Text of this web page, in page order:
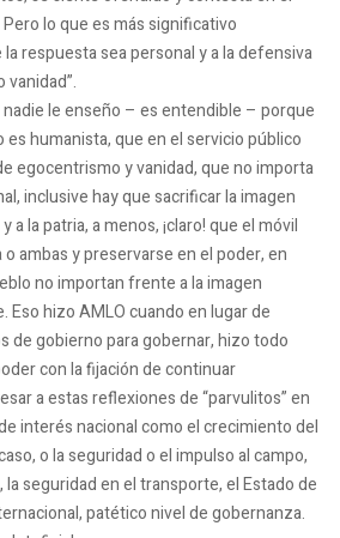
lo que es más significativo
respuesta sea personal y a la defensiva
vanidad”.
le enseño – es entendible – porque
humanista, que en el servicio público
egocentrismo y vanidad, que no importa
inclusive hay que sacrificar la imagen
a la patria, a menos, ¡claro! que el móvil
ambas y preservarse en el poder, en
no importan frente a la imagen
Eso hizo AMLO cuando en lugar de
de gobierno para gobernar, hizo todo
con la fijación de continuar
a estas reflexiones de “parvulitos” en
interés nacional como el crecimiento del
o la seguridad o el impulso al campo,
seguridad en el transporte, el Estado de
patético nivel de gobernanza.